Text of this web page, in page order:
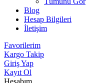
Blog
Hesap Bilgileri
İletişim
Favorilerim
Kargo Takip
Giriş Yap
Kayıt Ol
Hesabım